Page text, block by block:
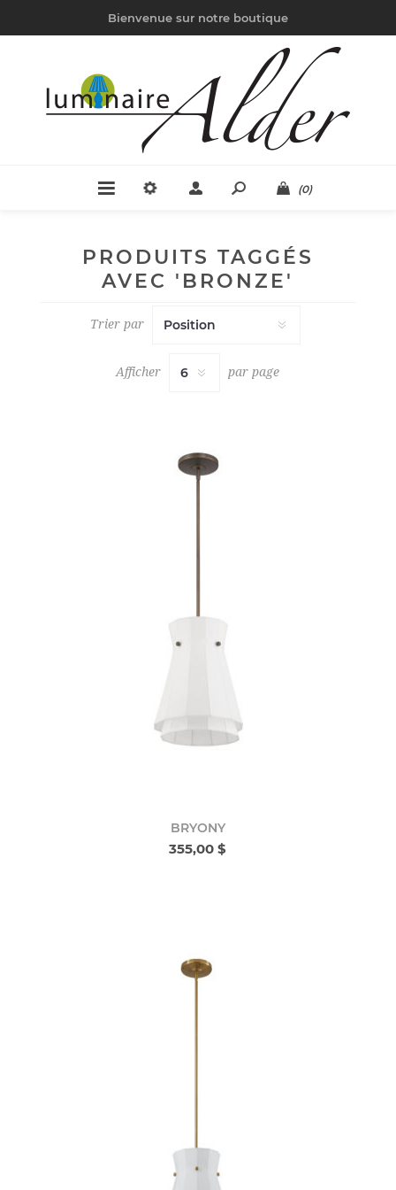
Bienvenue sur notre boutique
(0)
PRODUITS TAGGÉS
AVEC 'BRONZE'
Trier par
Afficher par page
BRYONY
355,00 $